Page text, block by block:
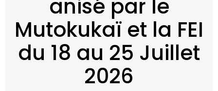
anisé par le
Mutokukaï et la FEI
du 18 au 25 Juillet
2026